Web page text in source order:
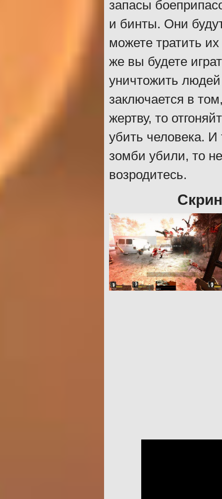
запасы
и бинты. Они
можете тратить
же вы будете
уничтожить
заключается в
жертву, то
убить человека.
зомби убили, то
возродитесь.